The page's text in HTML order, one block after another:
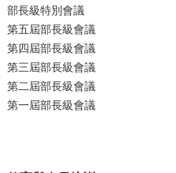
部長級特別會議
第五屆部長級會議
第四屆部長級會議
第三屆部長級會議
第二屆部長級會議
第一屆部長級會議